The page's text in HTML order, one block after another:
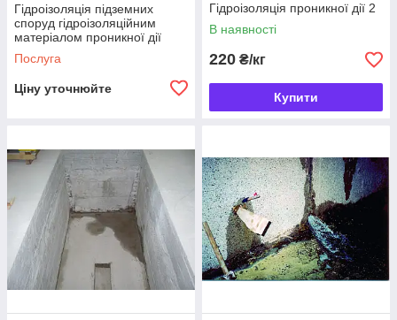
Гідроізоляція підземних
споруд гідроізоляційним
матеріалом проникної дії
Послуга
Ціну уточнюйте
Гідроізоляція проникної дії 2
В наявності
220 ₴/кг
Купити